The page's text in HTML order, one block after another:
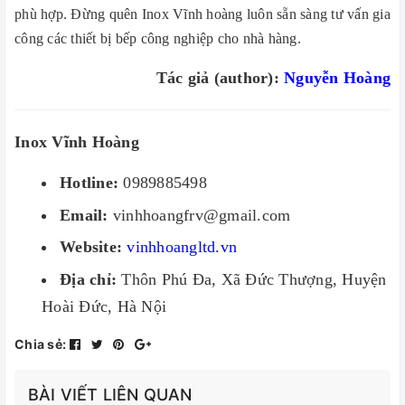
phù hợp. Đừng quên Inox Vĩnh hoàng luôn sẵn sàng tư vấn gia
công các thiết bị bếp công nghiệp cho nhà hàng.
Tác giả (author): Nguyễn Hoàng
Inox Vĩnh Hoàng
Hotline: 0989885498
Email: vinhhoangfrv@gmail.com
Website: vinhhoangltd.vn
Địa chỉ: Thôn Phú Đa, Xã Đức Thượng, Huyện
Hoài Đức, Hà Nội
Chia sẻ:
BÀI VIẾT LIÊN QUAN